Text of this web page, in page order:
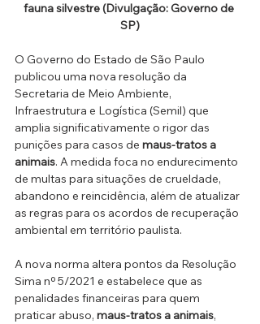
fauna silvestre (Divulgação: Governo de
SP)
O Governo do Estado de São Paulo
publicou uma nova resolução da
Secretaria de Meio Ambiente,
Infraestrutura e Logística (Semil) que
amplia significativamente o rigor das
punições para casos de maus-tratos a
animais. A medida foca no endurecimento
de multas para situações de crueldade,
abandono e reincidência, além de atualizar
as regras para os acordos de recuperação
ambiental em território paulista.
A nova norma altera pontos da Resolução
Sima nº 5/2021 e estabelece que as
penalidades financeiras para quem
praticar abuso, maus-tratos a animais,